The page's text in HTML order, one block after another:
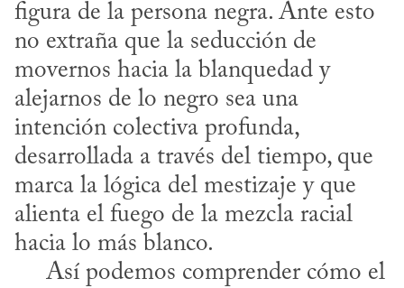
figura de la persona negra. Ante esto
no extraña que la seducción de
movernos hacia la blanquedad y
alejarnos de lo negro sea una
intención colectiva profunda,
desarrollada a través del tiempo, que
marca la lógica del mestizaje y que
alienta el fuego de la mezcla racial
hacia lo más blanco.